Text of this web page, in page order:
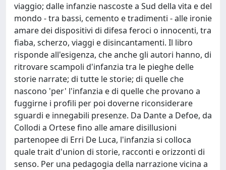
viaggio; dalle infanzie nascoste a Sud della vita e del
mondo - tra bassi, cemento e tradimenti - alle ironie
amare dei dispositivi di difesa feroci o innocenti, tra
fiaba, scherzo, viaggi e disincantamenti. Il libro
risponde all'esigenza, che anche gli autori hanno, di
ritrovare scampoli d'infanzia tra le pieghe delle
storie narrate; di tutte le storie; di quelle che
nascono 'per' l'infanzia e di quelle che provano a
fuggirne i profili per poi doverne riconsiderare
sguardi e innegabili presenze. Da Dante a Defoe, da
Collodi a Ortese fino alle amare disillusioni
partenopee di Erri De Luca, l'infanzia si colloca
quale trait d'union di storie, racconti e orizzonti di
senso. Per una pedagogia della narrazione vicina a